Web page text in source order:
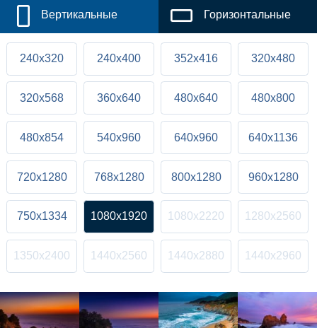
Вертикальные Горизонтальные
240x320 240x400 352x416 320x480
320x568 360x640 480x640 480x800
480x854 540x960 640x960 640x1136
720x1280 768x1280 800x1280 960x1280
750x1334 1080x1920 1080x2220 1280x2560
1350x2400 1440x2560 1440x2880 1440x2960